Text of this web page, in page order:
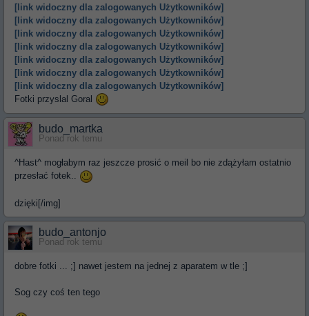
[link widoczny dla zalogowanych Użytkowników]
[link widoczny dla zalogowanych Użytkowników]
[link widoczny dla zalogowanych Użytkowników]
[link widoczny dla zalogowanych Użytkowników]
[link widoczny dla zalogowanych Użytkowników]
[link widoczny dla zalogowanych Użytkowników]
[link widoczny dla zalogowanych Użytkowników]
Fotki przyslal Goral
budo_martka
Ponad rok temu
^Hast^ mogłabym raz jeszcze prosić o meil bo nie zdążyłam ostatnio
przesłać fotek..
dzięki[/img]
budo_antonjo
Ponad rok temu
dobre fotki ... ;] nawet jestem na jednej z aparatem w tle ;]
Sog czy coś ten tego